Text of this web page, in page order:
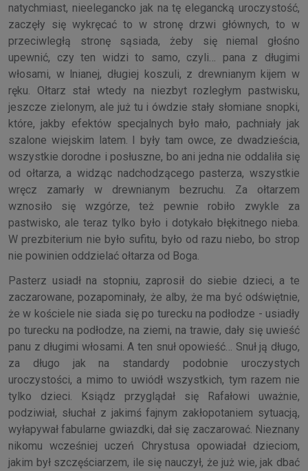
natychmiast, nieelegancko jak na tę elegancką uroczystość,
zaczęły się wykręcać to w stronę drzwi głównych, to w
przeciwległą stronę sąsiada, żeby się niemal głośno
upewnić, czy ten widzi to samo, czyli… pana z długimi
włosami, w lnianej, długiej koszuli, z drewnianym kijem w
ręku. Ołtarz stał wtedy na niezbyt rozległym pastwisku,
jeszcze zielonym, ale już tu i ówdzie stały słomiane snopki,
które, jakby efektów specjalnych było mało, pachniały jak
szalone wiejskim latem. I były tam owce, ze dwadzieścia,
wszystkie dorodne i posłuszne, bo ani jedna nie oddaliła się
od ołtarza, a widząc nadchodzącego pasterza, wszystkie
wręcz zamarły w drewnianym bezruchu. Za ołtarzem
wznosiło się wzgórze, też pewnie robiło zwykle za
pastwisko, ale teraz tylko było i dotykało błękitnego nieba.
W prezbiterium nie było sufitu, było od razu niebo, bo strop
nie powinien oddzielać ołtarza od Boga.
Pasterz usiadł na stopniu, zaprosił do siebie dzieci, a te
zaczarowane, pozapominały, że alby, że ma być odświętnie,
że w kościele nie siada się po turecku na podłodze - usiadły
po turecku na podłodze, na ziemi, na trawie, dały się uwieść
panu z długimi włosami. A ten snuł opowieść… Snuł ją długo,
za długo jak na standardy podobnie uroczystych
uroczystości, a mimo to uwiódł wszystkich, tym razem nie
tylko dzieci. Ksiądz przyglądał się Rafałowi uważnie,
podziwiał, słuchał z jakimś fajnym zakłopotaniem sytuacją,
wyłapywał fabularne gwiazdki, dał się zaczarować. Nieznany
nikomu wcześniej uczeń Chrystusa opowiadał dzieciom,
jakim był szczęściarzem, ile się nauczył, że już wie, jak dbać